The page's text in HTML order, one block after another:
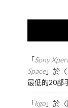
「Sony
Space」於〈
最低的20部
「kgo」於〈